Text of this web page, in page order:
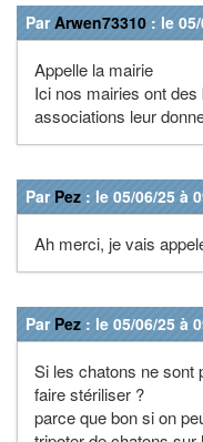
ParArwen73310 : le
Appelle la mairie
Ici nos mairies ont
associations leur
Par Pez : le 05/06/25 à
Ah merci, je vais
Par Pez : le 05/06/25 à
Si les chatons ne sont
faire stériliser ?
parce que bon si on